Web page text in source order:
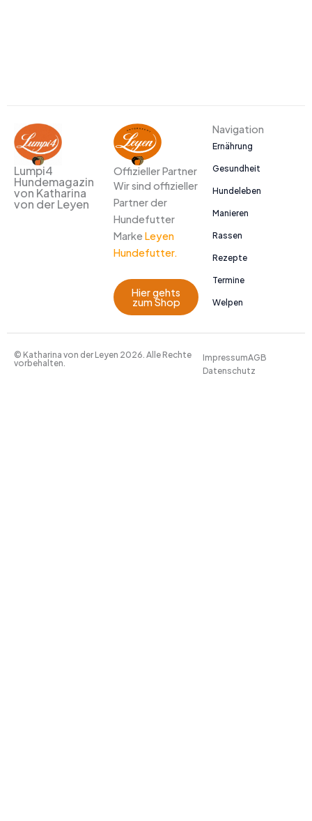
Lumpi4
Hundemagazin
von Katharina
von der Leyen
Offizieller Partner
Wir sind offizieller
Partner der
Hundefutter
Marke Leyen
Hundefutter.
Hier gehts
zum Shop
Navigation
Ernährung
Gesundheit
Hundeleben
Manieren
Rassen
Rezepte
Termine
Welpen
© Katharina von der Leyen 2026. Alle Rechte
vorbehalten.
ImpressumAGB
Datenschutz